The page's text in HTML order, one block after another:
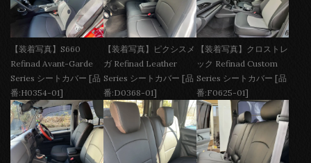
【装着写真】S660
Refinad Avant-Garde
Series シートカバー [品
番:H0354-01]
【装着写真】ピクシスメ
ガ Refinad Leather
Series シートカバー [品
番:D0368-01]
【装着写真】クロストレ
ック Refinad Custom
Series シートカバー [品
番:F0625-01]